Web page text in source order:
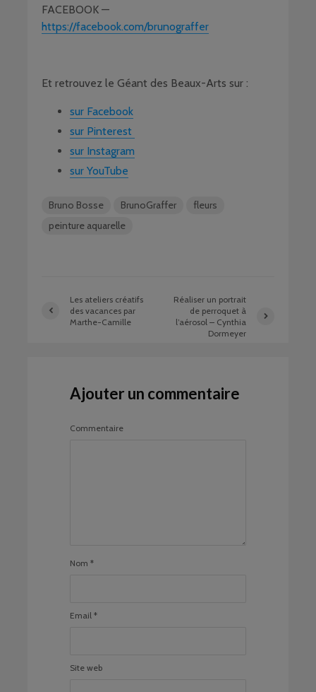
FACEBOOK —
https://facebook.com/brunograffer
Et retrouvez le Géant des Beaux-Arts sur :
sur Facebook
sur Pinterest
sur Instagram
sur YouTube
Bruno Bosse BrunoGraffer
fleurs
peinture aquarelle
Les ateliers créatifs
des vacances par
Marthe-Camille
Réaliser un portrait
de perroquet à
l’aérosol – Cynthia
Dormeyer
Ajouter un commentaire
Commentaire
Nom *
Email *
Site web